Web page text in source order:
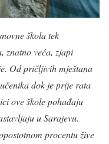
škola tek
znatno veća, zjapi
Od pričljivih mještana
dok je prije rata
ove škole pohađaju
u Sarajevu.
procentu žive